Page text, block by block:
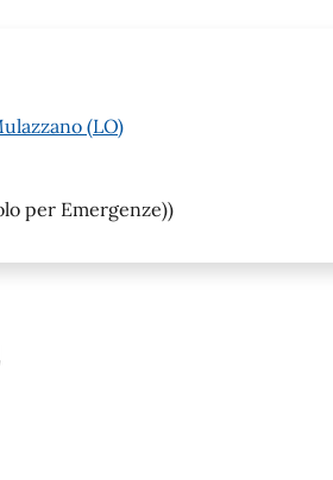
(LO)
per Emergenze))